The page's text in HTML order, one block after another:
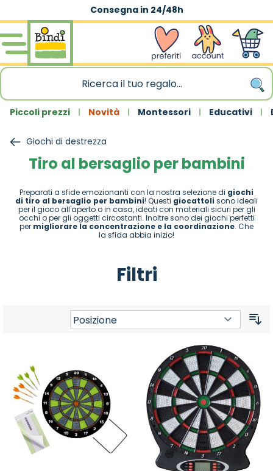
Consegna in 24/48h
Salta al contenuto
wishlist Account Carrello
Piccoli prezzi Novità Montessori Educativi
Giochi di destrezza
Tiro al bersaglio per bambini
Preparati a sfide emozionanti con la nostra selezione di giochi
di tiro al bersaglio per bambini! Questi giocattoli sono ideali
per il gioco all'aperto o in casa, ideati con materiali sicuri per gli
occhi o per gli oggetti circostanti. Inoltre sono dei giochi perfetti
per migliorare la concentrazione e la coordinazione. Che
la sfida abbia inizio!
Filtri